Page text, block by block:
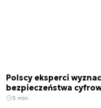
Polscy eksperci
bezpieczeństwa
3 min.